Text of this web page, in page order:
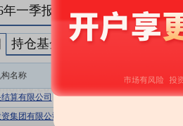
一季报机构持仓明细
持仓基金明细 持仓QFII明细
名称 机构属性
算有限公司 持仓明细 其他
集团有限公司